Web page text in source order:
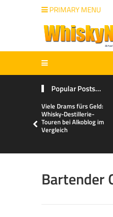
PRIMARY MENU
Popular Posts...
Viele Drams fürs Geld:
Whisky-Destillerie-
Touren bei Alkoblog im
Vergleich
Bartender